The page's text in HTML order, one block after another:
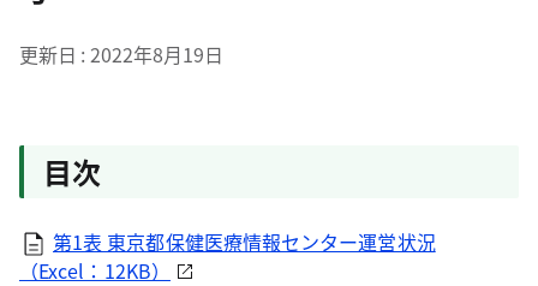
更新日 2022年8月19日
目次
第1表 東京都保健医療情報センター運営状況
（Excel：12KB）